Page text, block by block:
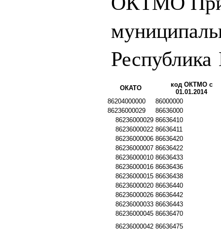
ОКАТО
код ОКТМО с
01.01.2014
86204000000
86000000
86236000029
86636000
86236000029 86636410
86236000022 86636411
86236000006 86636420
86236000007 86636422
86236000010 86636433
86236000016 86636436
86236000015 86636438
86236000020 86636440
86236000026 86636442
86236000033 86636443
86236000045 86636470
86236000042 86636475